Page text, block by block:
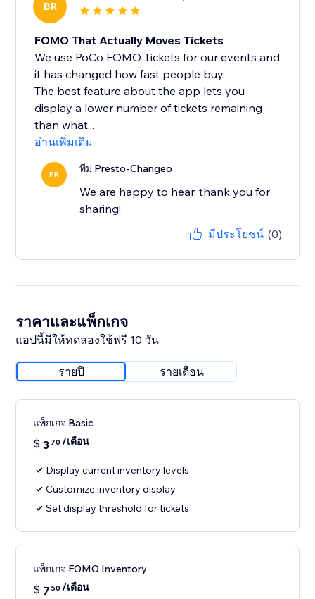
BR
FOMO That Actually Moves Tickets
We use PoCo FOMO Tickets for our events and
it has changed how fast people buy.
The best feature about the app lets you
display a lower number of tickets remaining
than what...
อ่านเพิ่มเติม
PR ทีม Presto-Changeo
We are happy to hear, thank you for
sharing!
มีประโยชน์ (0)
ราคาและแพ็กเกจ
แอปนี้มีให้ทดลองใช้ฟรี 10 วัน
รายปี รายเดือน
แพ็กเกจ Basic
$ 3 70 /เดือน
Display current inventory levels
Customize inventory display
Set display threshold for tickets
แพ็กเกจ FOMO Inventory
$ 7 50 /เดือน